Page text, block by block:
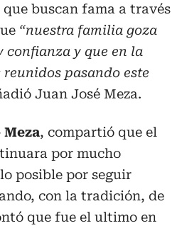
buscan fama a través
“nuestra familia goza
confianza y que en la
pasando este
Juan José Meza.
Meza, compartió que el
por mucho
posible por seguir
con la tradición, de
que fue el ultimo en